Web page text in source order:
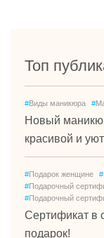
Топ
#Виды маникюра #
Новый
красивой и
#Подарок женщине #
#Подарочный
#Подарочный
Сертификат в
подарок!